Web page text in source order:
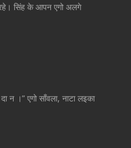
सिंह के आपन एगो अलगे
न ।” एगो साँवला, नाटा लइका